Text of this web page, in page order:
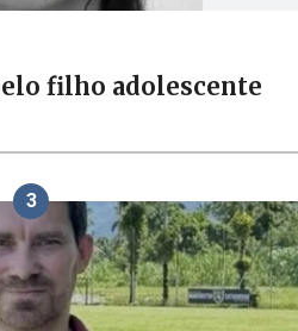
filho adolescente
3